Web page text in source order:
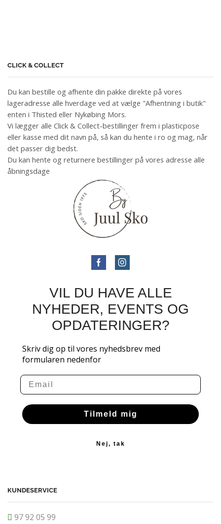
CLICK & COLLECT
Du kan bestille og afhente din pakke direkte på vores
lageradresse alle hverdage ved at vælge "Afhentning i butik"
enten i Thisted eller Nykøbing Mors.
Vi lægger alle Click & Collect-bestillinger frem i plasticpose
eller kasse med dit navn på, så kan du hente i ro og mag, når
det passer dig bedst.
Du kan hente og returnere bestillinger på vores adresse alle
åbningsdage
VIL DU HAVE ALLE
NYHEDER, EVENTS OG
OPDATERINGER?
Skriv dig op til vores nyhedsbrev med
formularen nedenfor
Email
Tilmeld mig
Nej, tak
KUNDESERVICE
97 92 05 99